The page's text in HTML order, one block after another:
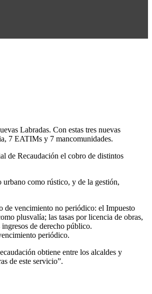
Labradas. Con estas tres nuevas
7 EATIMs y 7 mancomunidades.
de Recaudación el cobro de distintos
como rústico, y de la gestión,
de vencimiento no periódico: el Impuesto
plusvalía; las tasas por licencia de obras,
de derecho público.
periódico.
obtiene entre los alcaldes y
de este servicio”.